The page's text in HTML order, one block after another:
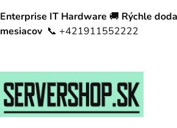
Enterprise IT Hardware 🚚 Rýchle
mesiacov 📞 +421911552222